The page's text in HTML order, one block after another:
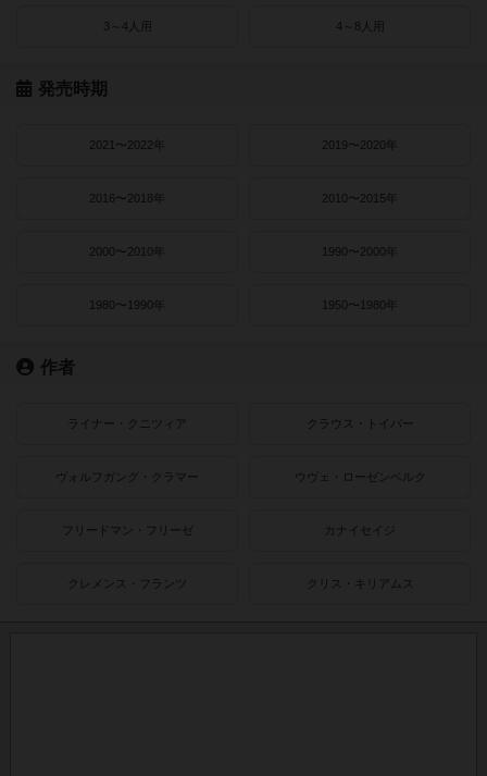
3～4人用 4～8人用
発売時期
2021〜2022年 2019〜2020年
2016〜2018年 2010〜2015年
2000〜2010年 1990〜2000年
1980〜1990年 1950〜1980年
作者
ライナー・クニツィア クラウス・トイバー
ヴォルフガング・クラマー ウヴェ・ローゼンベルク
フリードマン・フリーゼ カナイセイジ
クレメンス・フランツ クリス・キリアムス